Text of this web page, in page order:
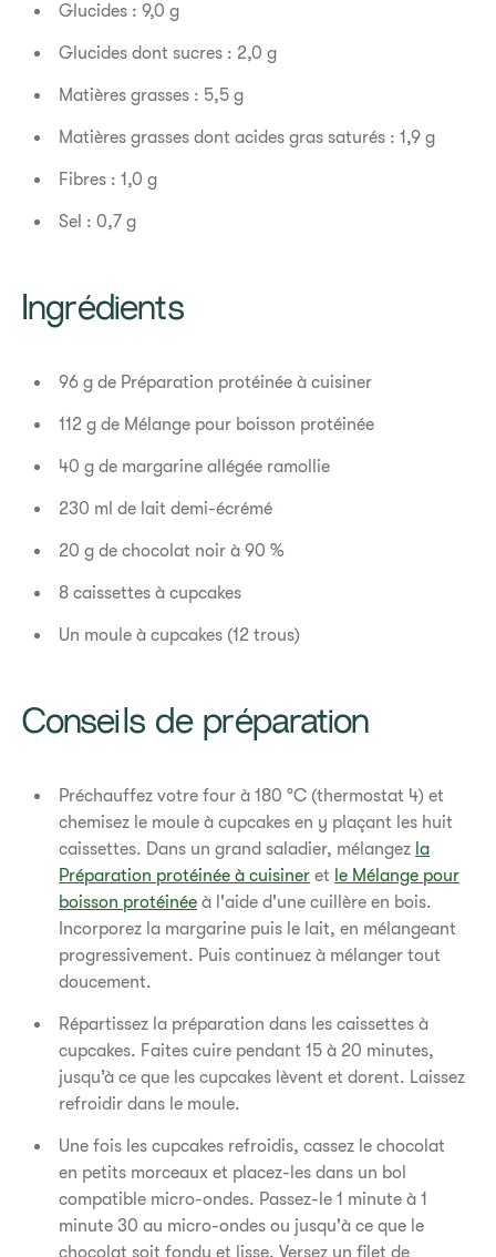
Glucides : 9,0 g
Glucides dont sucres : 2,0 g
Matières grasses : 5,5 g
Matières grasses dont acides gras saturés : 1,9 g
Fibres : 1,0 g
Sel : 0,7 g
Ingrédients
96 g de Préparation protéinée à cuisiner
112 g de Mélange pour boisson protéinée
40 g de margarine allégée ramollie
230 ml de lait demi-écrémé
20 g de chocolat noir à 90 %
8 caissettes à cupcakes
Un moule à cupcakes (12 trous)
Conseils de préparation
Préchauffez votre four à 180 °C (thermostat 4) et
chemisez le moule à cupcakes en y plaçant les huit
caissettes. Dans un grand saladier, mélangez la
Préparation protéinée à cuisiner et le Mélange pour
boisson protéinée à l'aide d'une cuillère en bois.
Incorporez la margarine puis le lait, en mélangeant
progressivement. Puis continuez à mélanger tout
doucement.
Répartissez la préparation dans les caissettes à
cupcakes. Faites cuire pendant 15 à 20 minutes,
jusqu’à ce que les cupcakes lèvent et dorent. Laissez
refroidir dans le moule.
Une fois les cupcakes refroidis, cassez le chocolat
en petits morceaux et placez-les dans un bol
compatible micro-ondes. Passez-le 1 minute à 1
minute 30 au micro-ondes ou jusqu'à ce que le
chocolat soit fondu et lisse. Versez un filet de